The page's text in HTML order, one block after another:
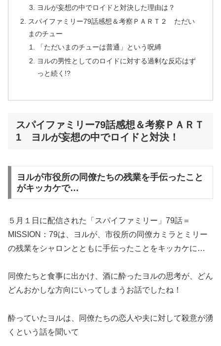
ヨルが妄想の中でロイドと対決した理由は？
スパイファミリー79話感想＆考察ＰＡＲＴ２ ただい
まのチュー
「ただいまのチューは普通」という呪縛
ヨルの男性としてのロイドに対する過剰な反応はず
っと続く!?
スパイファミリー79話感想＆考察ＰＡＲＴ
1 ヨルが妄想の中でロイドと対決！
ヨルが市役所の同僚たちの残業を手伝ったこと
がキッカケで…
５月１日に配信された「スパイファミリー」79話＝
MISSION：79は、ヨルが、市役所の同僚カミラとミリー
の残業をシャロンとともに手伝ったことをキッカケに…
同僚たちと食事に出かけ、酒に酔ったヨルの思考が、どん
どんおかしな方向にいってしまうお話でしたね！
酔っていたヨルは、同僚たちの恋人や夫に対して殺意が湧
くという話を聞いて